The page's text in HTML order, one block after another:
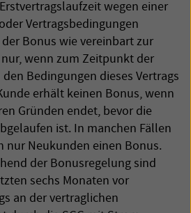
wegen einer
Vertragsbedingungen
Bonus wie vereinbart zur
wenn zum Zeitpunkt der
Bedingungen dieses Vertrags
erhält keinen Bonus, wenn
Gründen endet, bevor die
ist. In manchen Fällen
nur Neukunden einen Bonus.
der Bonusregelung sind
sechs Monaten vor
an der vertraglichen